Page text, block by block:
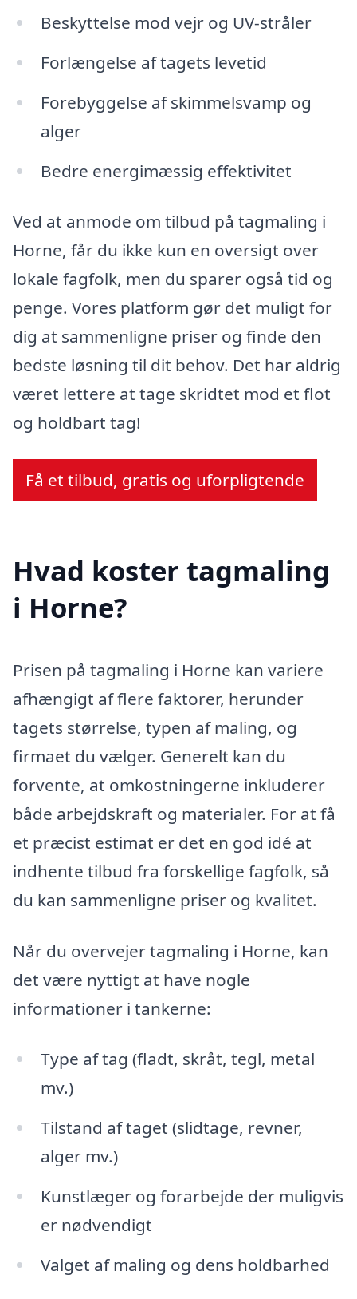
Beskyttelse mod vejr og UV-stråler
Forlængelse af tagets levetid
Forebyggelse af skimmelsvamp og
alger
Bedre energimæssig effektivitet
Ved at anmode om tilbud på tagmaling i
Horne, får du ikke kun en oversigt over
lokale fagfolk, men du sparer også tid og
penge. Vores platform gør det muligt for
dig at sammenligne priser og finde den
bedste løsning til dit behov. Det har aldrig
været lettere at tage skridtet mod et flot
og holdbart tag!
Få et tilbud, gratis og uforpligtende
Hvad koster tagmaling
i Horne?
Prisen på tagmaling i Horne kan variere
afhængigt af flere faktorer, herunder
tagets størrelse, typen af maling, og
firmaet du vælger. Generelt kan du
forvente, at omkostningerne inkluderer
både arbejdskraft og materialer. For at få
et præcist estimat er det en god idé at
indhente tilbud fra forskellige fagfolk, så
du kan sammenligne priser og kvalitet.
Når du overvejer tagmaling i Horne, kan
det være nyttigt at have nogle
informationer i tankerne:
Type af tag (fladt, skråt, tegl, metal
mv.)
Tilstand af taget (slidtage, revner,
alger mv.)
Kunstlæger og forarbejde der muligvis
er nødvendigt
Valget af maling og dens holdbarhed